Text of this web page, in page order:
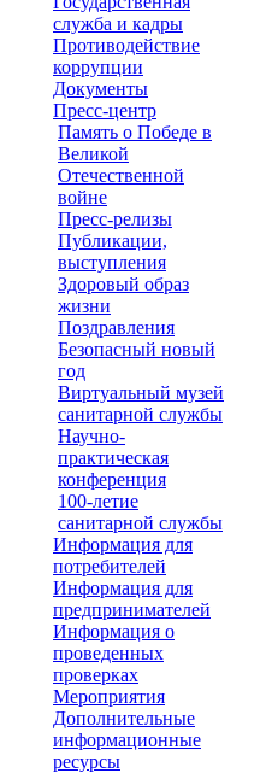
служба и кадры
Противодействие
коррупции
Документы
Пресс-центр
Память о Победе в
Великой
Отечественной
войне
Пресс-релизы
Публикации,
выступления
Здоровый образ
жизни
Поздравления
Безопасный новый
год
Виртуальный музей
санитарной службы
Научно-
практическая
конференция
100-летие
санитарной службы
Информация для
потребителей
Информация для
предпринимателей
Информация о
проведенных
проверках
Мероприятия
Дополнительные
информационные
ресурсы